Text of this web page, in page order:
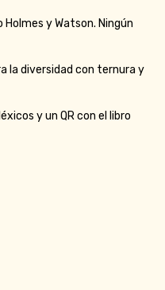
Holmes y Watson. Ningún
la diversidad con ternura y
y un QR con el libro